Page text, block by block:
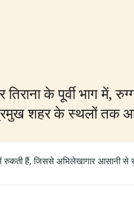
तिराना के पूर्वी
शहर के स्थलों तक
रुकती हैं, जिससे अभिलेखागार आसानी से